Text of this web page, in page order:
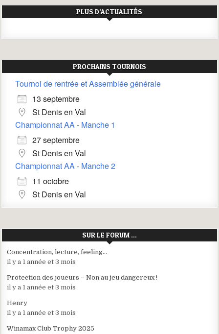
PLUS D’ACTUALITÉS
PROCHAINS TOURNOIS
Tournoi de rentrée et Assemblée générale
13 septembre
St Denis en Val
Championnat AA - Manche 1
27 septembre
St Denis en Val
Championnat AA - Manche 2
11 octobre
St Denis en Val
SUR LE FORUM …
Concentration, lecture, feeling…
il y a 1 année et 3 mois
Protection des joueurs – Non au jeu dangereux !
il y a 1 année et 3 mois
Henry
il y a 1 année et 3 mois
Winamax Club Trophy 2025